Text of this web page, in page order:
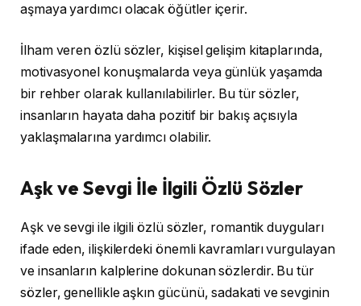
aşmaya yardımcı olacak öğütler içerir.
İlham veren özlü sözler, kişisel gelişim kitaplarında,
motivasyonel konuşmalarda veya günlük yaşamda
bir rehber olarak kullanılabilirler. Bu tür sözler,
insanların hayata daha pozitif bir bakış açısıyla
yaklaşmalarına yardımcı olabilir.
Aşk ve Sevgi İle İlgili Özlü Sözler
Aşk ve sevgi ile ilgili özlü sözler, romantik duyguları
ifade eden, ilişkilerdeki önemli kavramları vurgulayan
ve insanların kalplerine dokunan sözlerdir. Bu tür
sözler, genellikle aşkın gücünü, sadakati ve sevginin